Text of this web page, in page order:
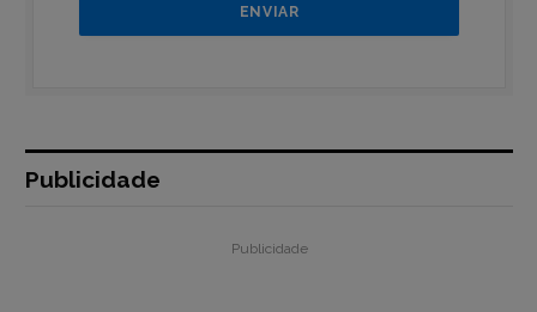
Publicidade
Publicidade